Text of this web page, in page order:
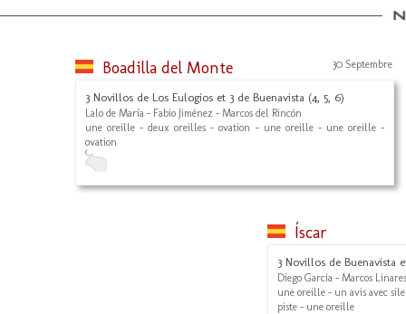
Boadilla del Monte 30 Septembre
3 Novillos de Los Eulogios et 3 de Buenavista (4, 5, 6)
Lalo de María - Fabio Jiménez - Marcos del Rincón
une oreille - deux oreilles - ovation - une oreille - une oreille -
ovation
Íscar
3 Novillos de Buenavista
Diego Garcia - Marcos
une oreille - un avis avec
piste - une oreille